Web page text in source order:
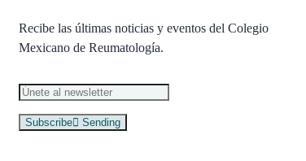
Recibe las últimas noticias y eventos del Colegio
Mexicano de Reumatología.
Subscribe Sending